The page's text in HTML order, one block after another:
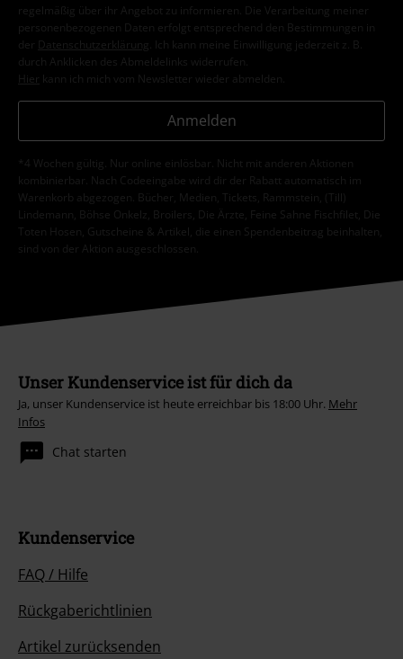
regelmäßig über ihr Angebot zu informieren. Die Verarbeitung meiner
personenbezogenen Daten erfolgt entsprechend den Bestimmungen in
der
Datenschutzerklärung
. Ich kann meine Einwilligung jederzeit z. B.
durch Anklicken des Abmeldelinks widerrufen.
Hier kann ich mich vom Newsletter wieder abmelden.
Anmelden
*4 Wochen gültig. Nur online einlösbar. Nicht mit anderen Aktionen
kombinierbar. Nach Codeeingabe wird dir der Rabatt automatisch im
Warenkorb abgezogen. Bücher, Medien, Tickets, Rammstein, (Till)
Lindemann, Böhse Onkelz, Broilers, Die Ärzte, Feine Sahne Fischfilet, Die
Toten Hosen, Gutscheine & Artikel, die einen Spendenbeitrag beinhalten,
sind von der Aktion ausgeschlossen.
Unser Kundenservice ist für dich da
Ja, unser Kundenservice ist heute erreichbar bis 18:00 Uhr. Mehr
Infos
Chat starten
Kundenservice
FAQ / Hilfe
Rückgaberichtlinien
Artikel zurücksenden